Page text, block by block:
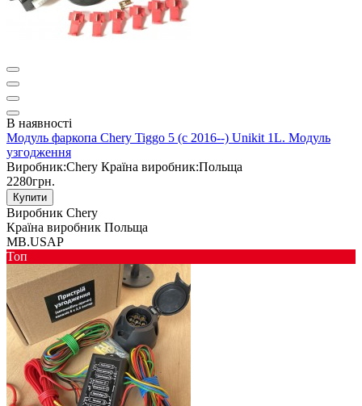
В наявності
Модуль фаркопа Chery Tiggo 5 (c 2016--) Unikit 1L. Модуль
узгодження
Виробник:Chery Країна виробник:Польща
2280грн.
Купити
Виробник Chery
Країна виробник Польща
MB.USAP
Toп